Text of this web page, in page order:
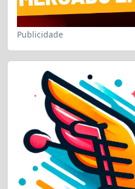
Publicidade